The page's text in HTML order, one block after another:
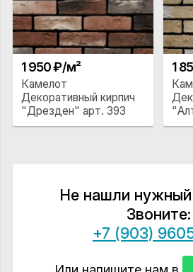
1 950 ₽/м²
Камелот
Декоративный кирпич
"Дрезден" арт. 393
1
Не нашли нужный
Звоните:
+7 (903)